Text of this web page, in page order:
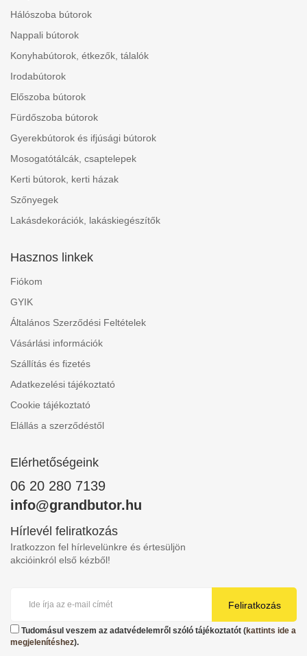
Hálószoba bútorok
Nappali bútorok
Konyhabútorok, étkezők, tálalók
Irodabútorok
Előszoba bútorok
Fürdőszoba bútorok
Gyerekbútorok és ifjúsági bútorok
Mosogatótálcák, csaptelepek
Kerti bútorok, kerti házak
Szőnyegek
Lakásdekorációk, lakáskiegészítők
Hasznos linkek
Fiókom
GYIK
Általános Szerződési Feltételek
Vásárlási információk
Szállítás és fizetés
Adatkezelési tájékoztató
Cookie tájékoztató
Elállás a szerződéstől
Elérhetőségeink
06 20 280 7139
info@grandbutor.hu
Hírlevél feliratkozás
Iratkozzon fel hírlevelünkre és értesüljön
akcióinkról első kézből!
Feliratkozás
Tudomásul veszem az adatvédelemről szóló tájékoztatót (kattints ide a
megjelenítéshez).